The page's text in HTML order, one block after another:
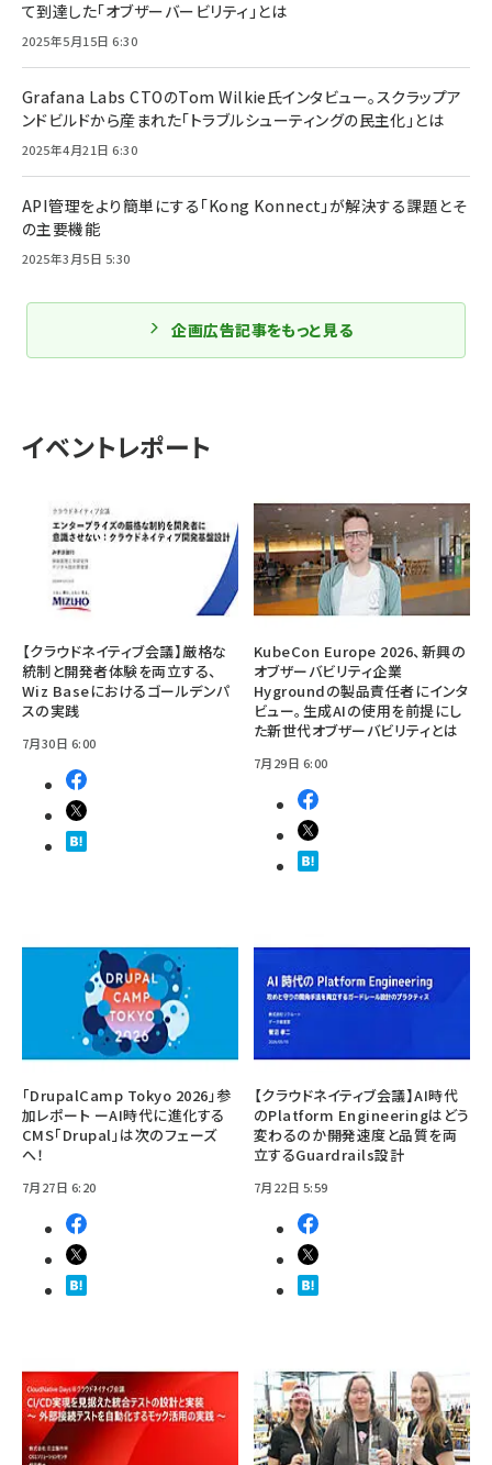
イベントレポート
【クラウドネイティブ会議】厳格な
統制と開発者体験を両立する、
Wiz Baseにおけるゴールデンパ
スの実践
7月30日 6:00
KubeCon Europe 2026、新興の
オブザーバビリティ企業
Hygroundの製品責任者にインタ
ビュー。生成AIの使用を前提にし
た新世代オブザーバビリティとは
7月29日 6:00
「DrupalCamp Tokyo 2026」参
加レポート ーAI時代に進化する
CMS「Drupal」は次のフェーズ
へ！
7月27日 6:20
【クラウドネイティブ会議】AI時代
のPlatform Engineeringはどう
変わるのか――開発速度と品質を両
立するGuardrails設計
7月22日 5:59
て到達した「オブザーバービリティ」とは
2025年5月15日 6:30
Grafana Labs CTOのTom Wilkie氏インタビュー。スクラップア
ンドビルドから産まれた「トラブルシューティングの民主化」とは
2025年4月21日 6:30
API管理をより簡単にする「Kong Konnect」が解決する課題とそ
の主要機能
2025年3月5日 5:30
企画広告記事をもっと見る